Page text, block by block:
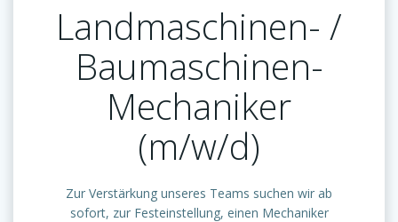
Landmaschinen- /
Baumaschinen-
Mechaniker
(m/w/d)
Zur Verstärkung unseres Teams suchen wir ab
sofort, zur Festeinstellung, einen Mechaniker